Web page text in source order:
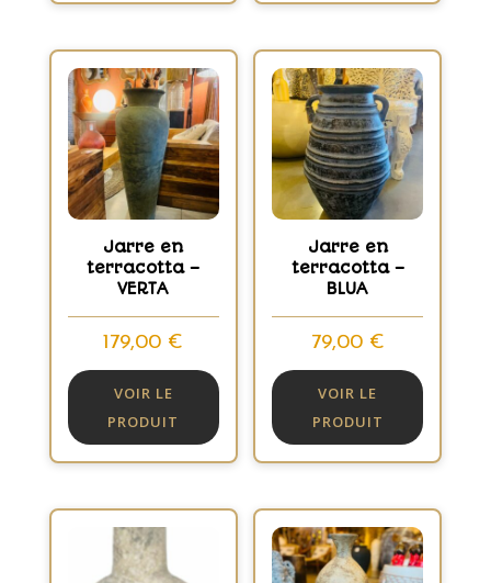
à
Jarre en
terracotta –
VERTA
179,00 €
VOIR LE
PRODUIT
Jarre en
terracotta –
BLUA
79,00 €
VOIR LE
PRODUIT